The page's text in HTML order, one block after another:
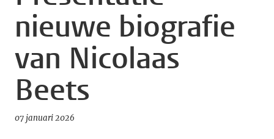
nieuwe biografie
van Nicolaas
Beets
07 januari 2026